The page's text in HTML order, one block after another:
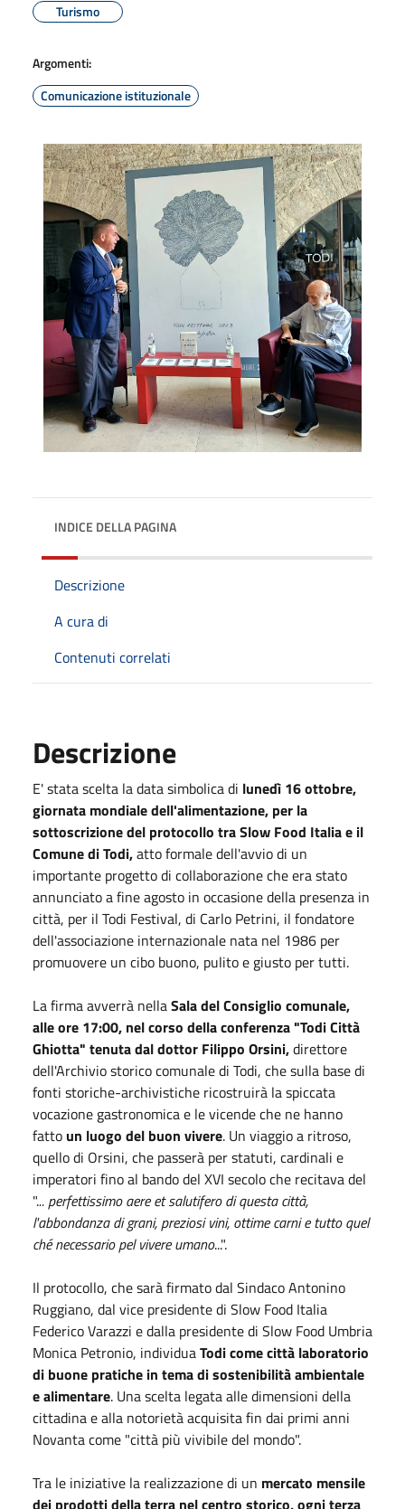
Turismo
Argomenti:
Comunicazione istituzionale
INDICE DELLA PAGINA
Descrizione
A cura di
Contenuti correlati
Descrizione
E' stata scelta la data simbolica di lunedì 16 ottobre,
giornata mondiale dell'alimentazione, per la
sottoscrizione del protocollo tra Slow Food Italia e il
Comune di Todi,atto formale dell'avvio di un
importante progetto di collaborazione che era stato
annunciato a fine agosto in occasione della presenza in
città, per il Todi Festival, di Carlo Petrini, il fondatore
dell'associazione internazionale nata nel 1986 per
promuovere un cibo buono, pulito e giusto per tutti.
La firma avverrà nellaSala del Consiglio comunale,
alle ore 17:00, nel corso della conferenza "Todi Città
Ghiotta" tenuta dal dottor Filippo Orsini,direttore
dell'Archivio storico comunale di Todi, che sulla base di
fonti storiche-archivistiche ricostruirà la spiccata
vocazione gastronomica e le vicende che ne hanno
fatto un luogo del buon vivere. Un viaggio a ritroso,
quello di Orsini, che passerà per statuti, cardinali e
imperatori fino al bando del XVI secolo che recitava del
"... perfettissimo aere et salutifero di questa città,
l'abbondanza di grani, preziosi vini, ottime carni e tutto quel
ché necessario pel vivere umano...".
Il protocollo, che sarà firmato dal Sindaco Antonino
Ruggiano, dal vice presidente di Slow Food Italia
Federico Varazzi e dalla presidente di Slow Food Umbria
Monica Petronio, individuaTodi come città laboratorio
di buone pratiche in tema di sostenibilità ambientale
e alimentare. Una scelta legata alle dimensioni della
cittadina e alla notorietà acquisita fin dai primi anni
Novanta come "città più vivibile del mondo".
Tra le iniziative la realizzazione di un mercato mensile
dei prodotti della terra nel centro storico, ogni terza